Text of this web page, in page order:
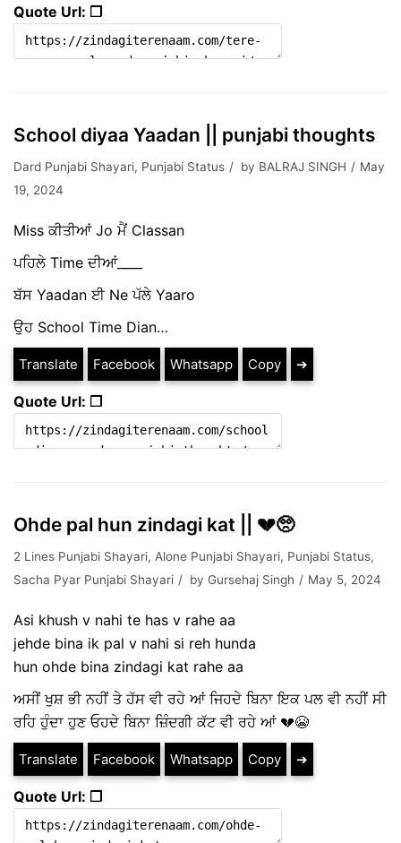
Quote Url: ❐
School diyaa Yaadan || punjabi thoughts
Dard Punjabi Shayari, Punjabi Status by BALRAJ SINGH
May
19, 2024
Miss ਕੀਤੀਆਂ Jo ਮੈਂ Classan
ਪਹਿਲੇ Time ਦੀਆਂ____
ਬੱਸ Yaadan ਈ Ne ਪੱਲੇ Yaaro
ਉਹ School Time Dian…
Translate Facebook Whatsapp Copy ➔
Quote Url: ❐
Ohde pal hun zindagi kat || 💔🥺
2 Lines Punjabi Shayari, Alone Punjabi Shayari, Punjabi Status,
Sacha Pyar Punjabi Shayari
by Gursehaj Singh May 5, 2024
Asi khush v nahi te has v rahe aa
jehde bina ik pal v nahi si reh hunda
hun ohde bina zindagi kat rahe aa
ਅਸੀਂ ਖੁਸ਼ ਭੀ ਨਹੀਂ ਤੇ ਹੱਸ ਵੀ ਰਹੇ ਆਂ ਜਿਹਦੇ ਬਿਨਾ ਇਕ ਪਲ ਵੀ ਨਹੀਂ ਸੀ
ਰਹਿ ਹੁੰਦਾ ਹੁਣ ਓਹਦੇ ਬਿਨਾ ਜ਼ਿੰਦਗੀ ਕੱਟ ਵੀ ਰਹੇ ਆਂ 💔😭
Translate Facebook Whatsapp Copy ➔
Quote Url: ❐